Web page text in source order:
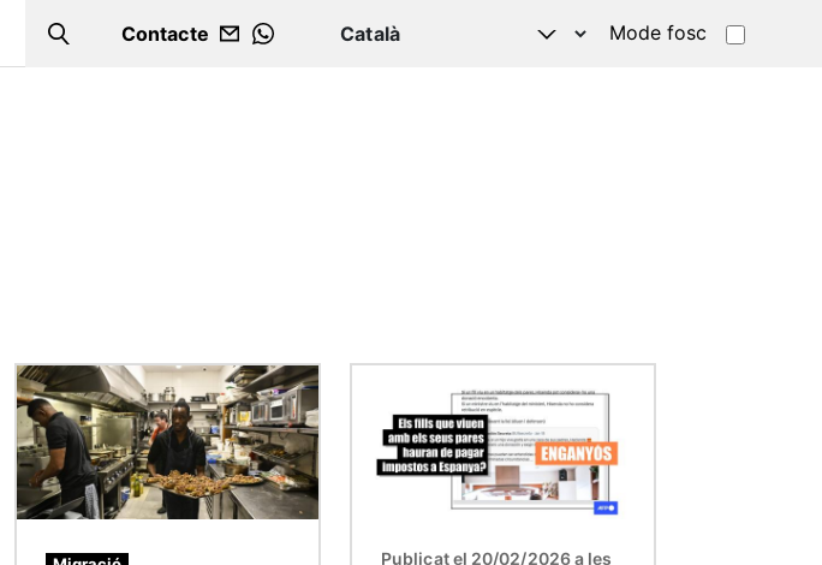
Search
Contacte
WHATSAPP
Mode fosc
Imatge
Publicat el 20/02/2026 a les